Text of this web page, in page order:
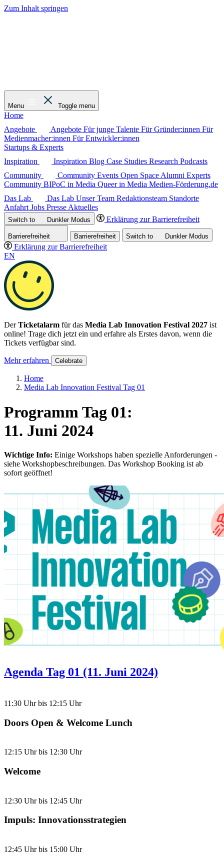
Zum Inhalt springen
Menu Toggle menu
Home
Angebote
Angebote Für junge Talente Für Gründer:innen Für
Medienmacher:innen Für Entwickler:innen
Startups & Experts
Inspiration
Inspiration Blog Case Studies Research Podcasts
Community
Community Events Open Space Alumni Experts
Community BIPoC in Media Queer in Media Medien-Förderung.de
Das Lab
Das Lab Unser Team Redaktionsteam Standorte
Anfahrt Jobs Presse Aktuelles
Switch to DunklerModus Erklärung zur Barrierefreiheit
Barrierefreiheit Barrierefreiheit Switch to DunklerModus
Erklärung zur Barrierefreiheit
EN
DerTicketalarm für das Media Lab Innovation Festival 2027 ist
online! Trage dich jetzt ein und erfahre als Erstes davon, wenn die
Tickets verfügbar sind.
Mehr erfahren Celebrate
Home
Media Lab Innovation Festival Tag 01
Programm Tag 01:
11. Juni 2024
Wichtige Info: Einige Workshops haben spezielle Anforderungen -
siehe Workshopbeschreibungen. Das Workshop Booking ist ab
sofort geöffnet!
Agenda Tag 01 (11. Juni 2024)
11:30 Uhr bis 12:15 Uhr
Doors Open & Welcome Lunch
12:15 Uhr bis 12:30 Uhr
Welcome
12:30 Uhr bis 12:45 Uhr
Impuls: Innovationsstrategien
12:45 Uhr bis 15:00 Uhr